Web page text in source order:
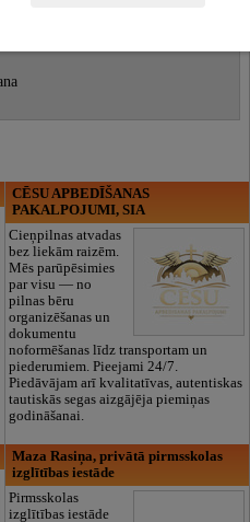
CĒSU APBEDĪŠANAS
PAKALPOJUMI, SIA
Cieņpilnas atvadas
bez liekām raizēm.
Mēs parūpēsimies
par visu — no
pilnas bēru
organizēšanas un
dokumentu
noformēšanas līdz transportam un
piederumiem. Pieejami 24/7.
Piedāvājam arī kvalitatīvas, autentiskas
tautiskās segas aizgājēja piemiņas
godināšanai.
Maza Rasiņa, privātā pirmsskolas
izglītības iestāde
Pirmsskolas
izglītības iestāde